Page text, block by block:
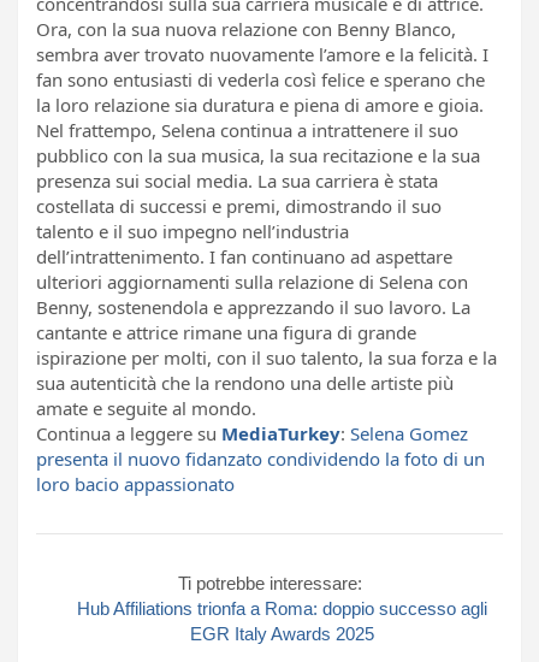
Ora, con la sua nuova relazione con Benny Blanco,
sembra aver trovato nuovamente l’amore e la felicità. I
fan sono entusiasti di vederla così felice e sperano che
la loro relazione sia duratura e piena di amore e gioia.
Nel frattempo, Selena continua a intrattenere il suo
pubblico con la sua musica, la sua recitazione e la sua
presenza sui social media. La sua carriera è stata
costellata di successi e premi, dimostrando il suo
talento e il suo impegno nell’industria
dell’intrattenimento. I fan continuano ad aspettare
ulteriori aggiornamenti sulla relazione di Selena con
Benny, sostenendola e apprezzando il suo lavoro. La
cantante e attrice rimane una figura di grande
ispirazione per molti, con il suo talento, la sua forza e la
sua autenticità che la rendono una delle artiste più
amate e seguite al mondo.
Continua a leggere su MediaTurkey: Selena Gomez
presenta il nuovo fidanzato condividendo la foto di un
loro bacio appassionato
Ti potrebbe interessare:
Hub Affiliations trionfa a Roma: doppio successo agli
EGR Italy Awards 2025